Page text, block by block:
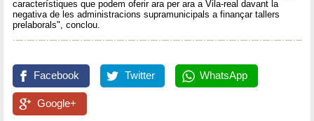
característiques que podem oferir ara per ara a Vila-real davant la
negativa de les administracions supramunicipals a finançar tallers
prelaborals", conclou.
Facebook Twitter WhatsApp
Google+